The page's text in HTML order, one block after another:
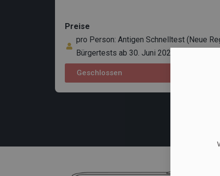
Preise
pro Person: Antigen Schnelltest (Neue
Bürgertests ab 30. Juni 2022)
Geschlossen